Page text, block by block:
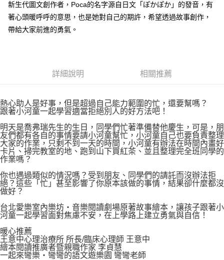
ATM／網路銀行／等多元方式進行付款，方視為交易完成。
※ 請注意：結帳手續完成當下不需立刻繳費，但若您需要取消訂單，請聯絡
購買商品的店家。未經商家同意取消之訂單仍視為有效，需透過AFTEE先享
後付繳納相關費用。
權轉讓予恩沛科技股份有限公司。
２．關於個人資料處理事宜，請瀏覽以下網址：
https://aftee.tw/terms/#terms3
３．未成年的使用者請事先徵得法定代理人或監護人之同意方可使用
「AFTEE先享後付」，若未經同意申辦者引起之損失，本公司不負相關責
任。
４．使用「AFTEE先享後付」時，將依據個別帳號之用戶狀況，依本公司即
請求用戶進行身份認證。
５．嚴禁一人註冊多個帳號或使用他人資訊註冊。若發現惡意使用之情形，
恩沛科技股份有限公司將有權停止該用戶之使用額度並採取法律行動。
每筆NT$80，滿NT$500(含以上)免運費
付款後7-11取貨
宅配
每筆NT$100，滿NT$800(含以上)免運費
國家/地區配送 查看運費
新生代圖文創作者，Poca的名字源自日文「ぽかぽか」的發音，有
著心頭暖呼呼的意思，也是她對自己的期許，希望透過故事創作，
帶給大家前進的勇氣。
詳細說明 相關推薦
熱心助人是好事，但是超過自己能力範圍的忙，還要幫嗎？
跟著小河童一起學習適當拒絕別人的好方法吧！
明天是喬弗瑞先生的生日，同學們忙著準備替他慶生，可是，朋
友們都有各自的事情要請小河童幫忙，小河童自己也要負責整理
大家的作業，只剩不到一天的時間，小河童有辦法在時間內畫好
卡片、掃完教室的地、跑到山下買紅茶、並且整理完全班同學的
作業嗎？
你也遇過類似的情況嗎？受到朋友、同學們的請託而沒辦法拒
絕？這些「忙」甚至影響了你原本該做的事情，結果卻什麼都沒
做好？
台北愛樂室內樂坊‧音樂閱讀劇場原著故事繪本，讓孩子跟著小
河童一起學習面對焦慮不安，在上學路上建立勇氣與自信！
暖心推薦
王意中心理治療所 所長/臨床心理師 王意中
繪本閱讀推廣者暨親職作家 李貞慧
一起來彎樂‧彎彎的語文遊樂園 彎彎老師